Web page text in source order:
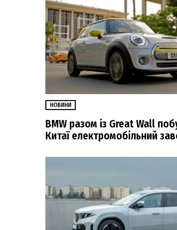
НОВИНИ
BMW разом із Great Wall
Китаї електромобільний